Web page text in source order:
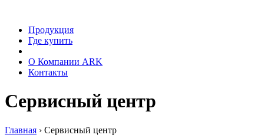
Продукция
Где купить
О Компании ARK
Контакты
Сервисный центр
Главная › Сервисный центр